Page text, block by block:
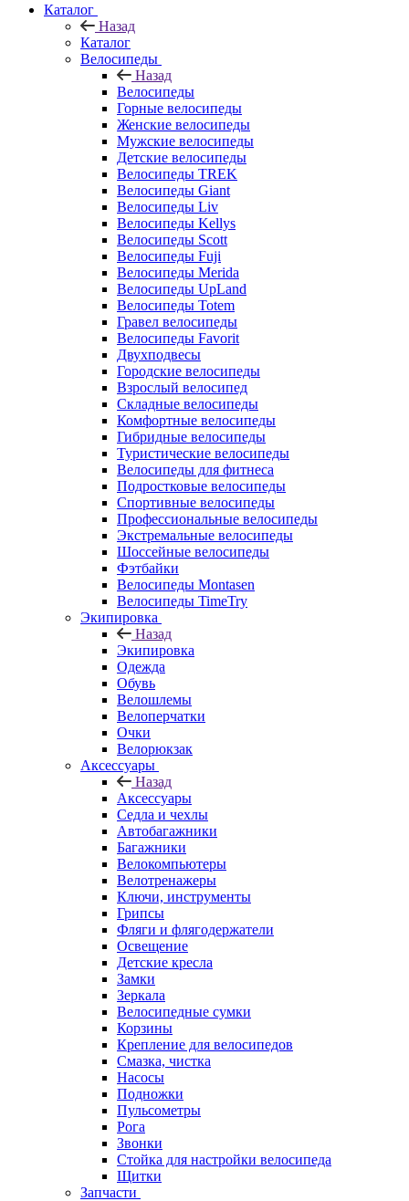
Каталог
Назад
Каталог
Велосипеды
Назад
Велосипеды
Горные велосипеды
Женские велосипеды
Мужские велосипеды
Детские велосипеды
Велосипеды TREK
Велосипеды Giant
Велосипеды Liv
Велосипеды Kellys
Велосипеды Scott
Велосипеды Fuji
Велосипеды Merida
Велосипеды UpLand
Велосипеды Totem
Гравел велосипеды
Велосипеды Favorit
Двухподвесы
Городские велосипеды
Взрослый велосипед
Складные велосипеды
Комфортные велосипеды
Гибридные велосипеды
Туристические велосипеды
Велосипеды для фитнеса
Подростковые велосипеды
Спортивные велосипеды
Профессиональные велосипеды
Экстремальные велосипеды
Шоссейные велосипеды
Фэтбайки
Велосипеды Montasen
Велосипеды TimeTry
Экипировка
Назад
Экипировка
Одежда
Обувь
Велошлемы
Велоперчатки
Очки
Велорюкзак
Аксессуары
Назад
Аксессуары
Седла и чехлы
Автобагажники
Багажники
Велокомпьютеры
Велотренажеры
Ключи, инструменты
Грипсы
Фляги и флягодержатели
Освещение
Детские кресла
Замки
Зеркала
Велосипедные сумки
Корзины
Крепление для велосипедов
Смазка, чистка
Насосы
Подножки
Пульсометры
Рога
Звонки
Стойка для настройки велосипеда
Щитки
Запчасти